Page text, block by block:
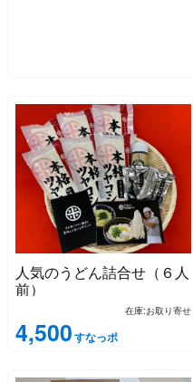
人気のうどん詰合せ（６人
前）
在庫:お取り寄せ
4,500すなっポ